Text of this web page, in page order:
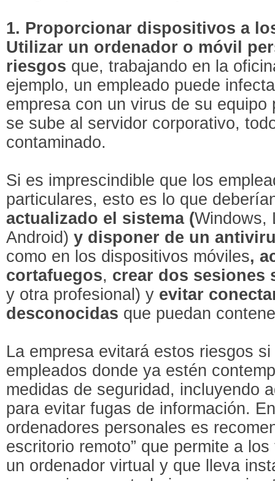
1. Proporcionar dispositivos a
Utilizar un ordenador o móvil
riesgos que, trabajando en la
ejemplo, un empleado puede
empresa con un virus de su
se sube al servidor corporativo,
contaminado.
Si es imprescindible que los
particulares, esto es lo que
actualizado el sistema (Windows,
Android)y disponer de un
como en los dispositivos móviles,
cortafuegos, crear dos sesiones
y otra profesional) y evitar
desconocidas que puedan
La empresa evitará estos riesgos
empleados donde ya estén
medidas de seguridad, incluyendo
para evitar fugas de información.
ordenadores personales es
escritorio remoto” que permite a
un ordenador virtual y que lleva